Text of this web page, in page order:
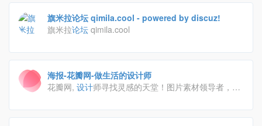
旗米拉论坛 qimila.cool - powered by discuz!
旗米拉论坛 qimila.cool
海报-花瓣网-做生活的设计师
花瓣网, 设计师寻找灵感的天堂！图片素材领导者，帮
感,保存有用的素材,计划旅行,晒晒自己想要的东西